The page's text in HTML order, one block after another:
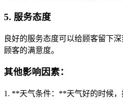
5. 服务态度
良好的服务态度可以给顾客留下
顾客的满意度。
其他影响因素：
1. **天气条件：**天气好的时候，